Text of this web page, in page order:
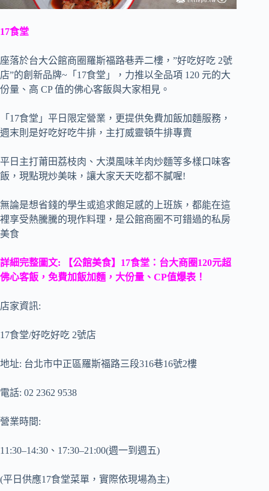
17食堂
座落於台大公館商圈羅斯福路巷弄二樓，”好吃好吃 2號
店”的創新品牌~「17食堂」，力推以全品項 120 元的大
份量、高 CP 值的佛心客飯與大家相見。
「17食堂」平日限定營業，更提供免費加飯加麵服務，
週末則是好吃好吃牛排，主打威靈頓牛排專賣
平日主打莆田荔枝肉、大漠風味羊肉炒麵等多樣口味客
飯，現點現炒美味，讓大家天天吃都不膩喔!
無論是想省錢的學生或追求飽足感的上班族，都能在這
裡享受熱騰騰的現作料理，是公館商圈不可錯過的私房
美食
詳細完整圖文:
【公館美食】17食堂：台大商圈120元超
佛心客飯，免費加飯加麵，大份量、CP值爆表！
店家資訊:
17食堂/好吃好吃 2號店
地址: 台北市中正區羅斯福路三段316巷16號2樓
電話: 02 2362 9538
營業時間:
11:30–14:30、17:30–21:00(週一到週五)
(平日供應17食堂菜單，實際依現場為主)